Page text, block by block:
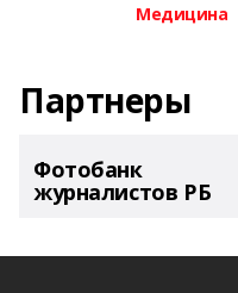
Медицина
Партнеры
Фотобанк
журналистов РБ